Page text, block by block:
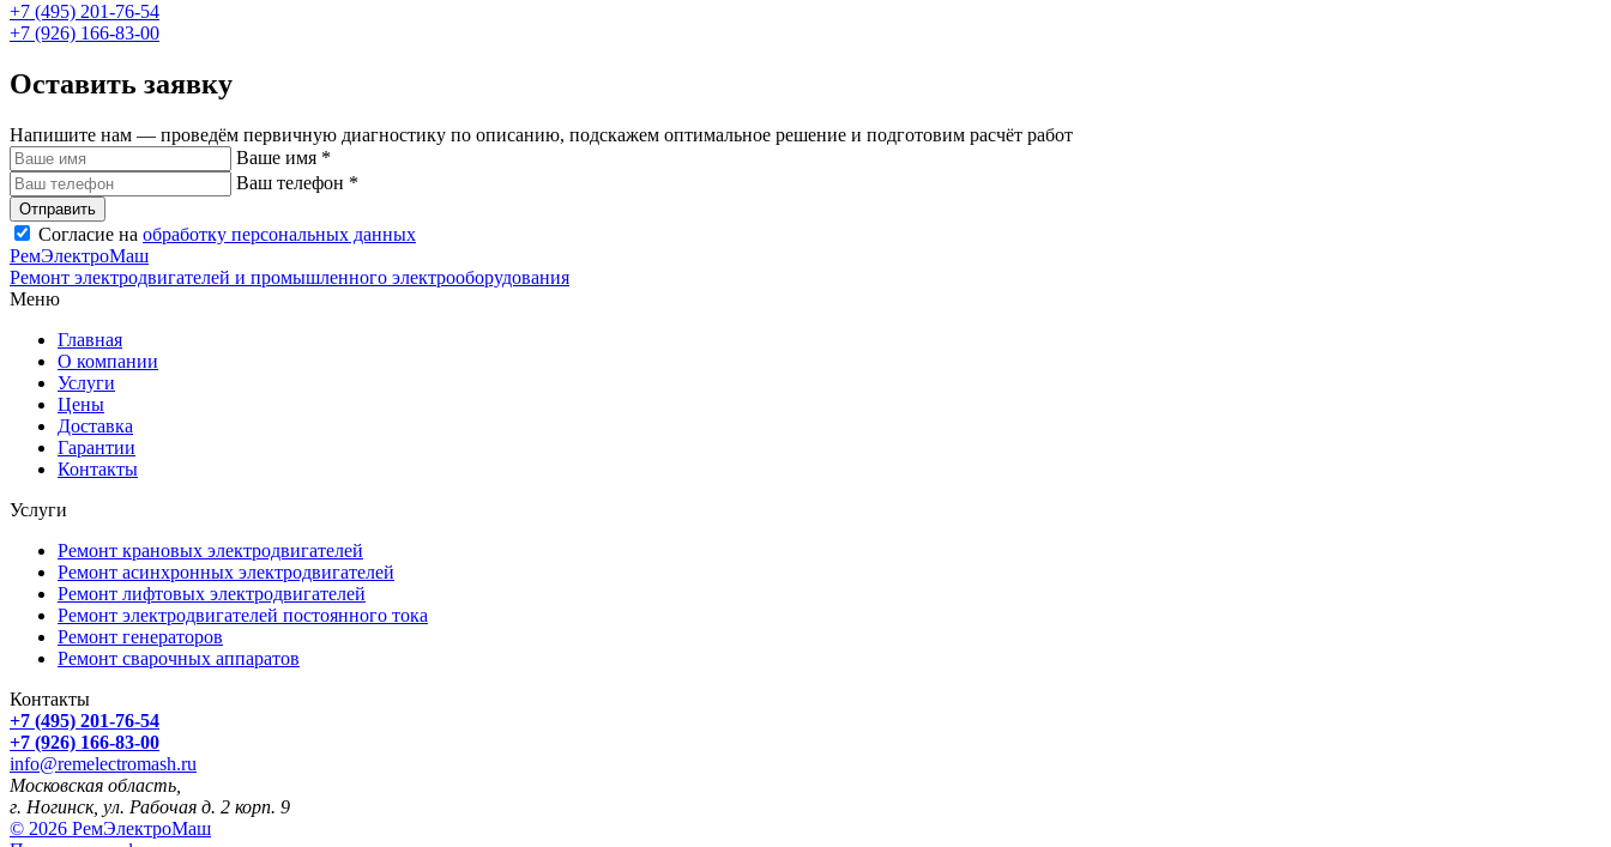
+7 (495) 201-76-54
+7 (926) 166-83-00
Оставить заявку
Напишите нам — проведём первичную диагностику по описанию, подскажем оптимальное решение и подготовим расчёт работ
Ваше имя *
Ваш телефон *
Отправить
Согласие на обработку персональных данных
РемЭлектроМаш
Ремонт электродвигателей и промышленного электрооборудования
Меню
Главная
О компании
Услуги
Цены
Доставка
Гарантии
Контакты
Услуги
Ремонт крановых электродвигателей
Ремонт асинхронных электродвигателей
Ремонт лифтовых электродвигателей
Ремонт электродвигателей постоянного тока
Ремонт генераторов
Ремонт сварочных аппаратов
Контакты
+7 (495) 201-76-54
+7 (926) 166-83-00
info@remelectromash.ru
Московская область,
г. Ногинск, ул. Рабочая д. 2 корп. 9
© 2026 РемЭлектроМаш